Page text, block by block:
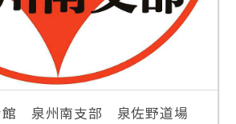
館 泉州南支部 泉佐野道場